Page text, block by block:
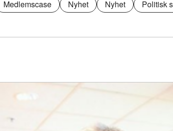
Medlemscase Nyhet Nyhet Politisk